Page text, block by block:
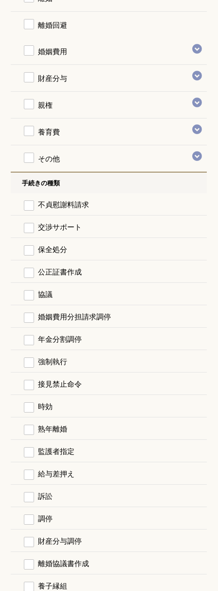
離婚回避
婚姻費用
財産分与
親権
養育費
その他
手続きの種類
不貞慰謝料請求
交渉サポート
保全処分
公正証書作成
協議
婚姻費用分担請求調停
年金分割調停
強制執行
接見禁止命令
時効
熟年離婚
監護者指定
給与差押え
訴訟
調停
財産分与調停
離婚協議書作成
養子縁組